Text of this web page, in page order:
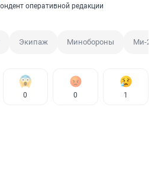
оперативной редакции
Экипаж Минобороны Ми-28
0 0 1